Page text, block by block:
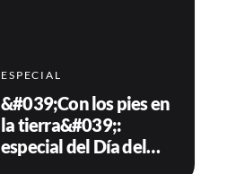
ESPECIAL
&#039;Con los pies en
la tierra&#039;:
especial del Día del